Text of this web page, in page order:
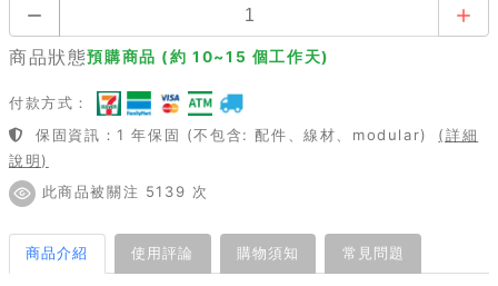
商品狀態預購商品 (約 10~15 個工作天)
付款方式：
保固資訊：1 年保固 (不包含: 配件、線材、modular)
(詳細
說明)
此商品被關注 5139 次
商品介紹 使用評論 購物須知 常見問題